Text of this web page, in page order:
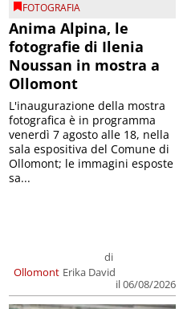
FOTOGRAFIA
Anima Alpina, le
fotografie di Ilenia
Noussan in mostra a
Ollomont
Ollomont
di
Erika David
il 06/08/2026
L'inaugurazione della mostra
fotografica è in programma
venerdì 7 agosto alle 18, nella
sala espositiva del Comune di
Ollomont; le immagini esposte
sa...